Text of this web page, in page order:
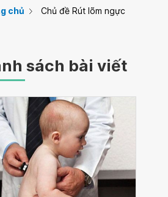
chủ Chủ đề Rút lõm ngực
sách bài viết